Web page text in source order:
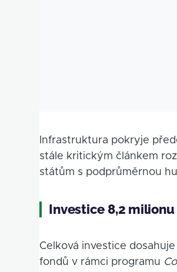
Infrastruktura pokryje
stále kritickým článkem
státům s podprůměrnou
Investice 8,2
Celková investice
fondů v rámci programu